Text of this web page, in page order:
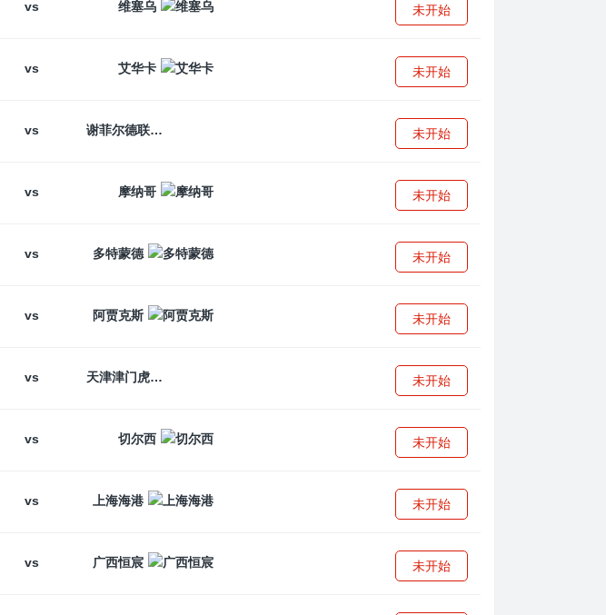
vs 维塞乌 未开始
vs 艾华卡 未开始
vs 谢菲尔德联 未开始
vs 摩纳哥 未开始
vs 多特蒙德 未开始
vs 阿贾克斯 未开始
vs 天津津门虎 未开始
vs 切尔西 未开始
vs 上海海港 未开始
vs 广西恒宸 未开始